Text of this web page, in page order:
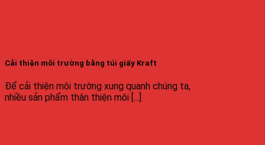
Cải thiện môi trường bằng túi giấy Kraft
Để cải thiện môi trường xung quanh chúng ta,
nhiều sản phẩm thân thiện môi [...]